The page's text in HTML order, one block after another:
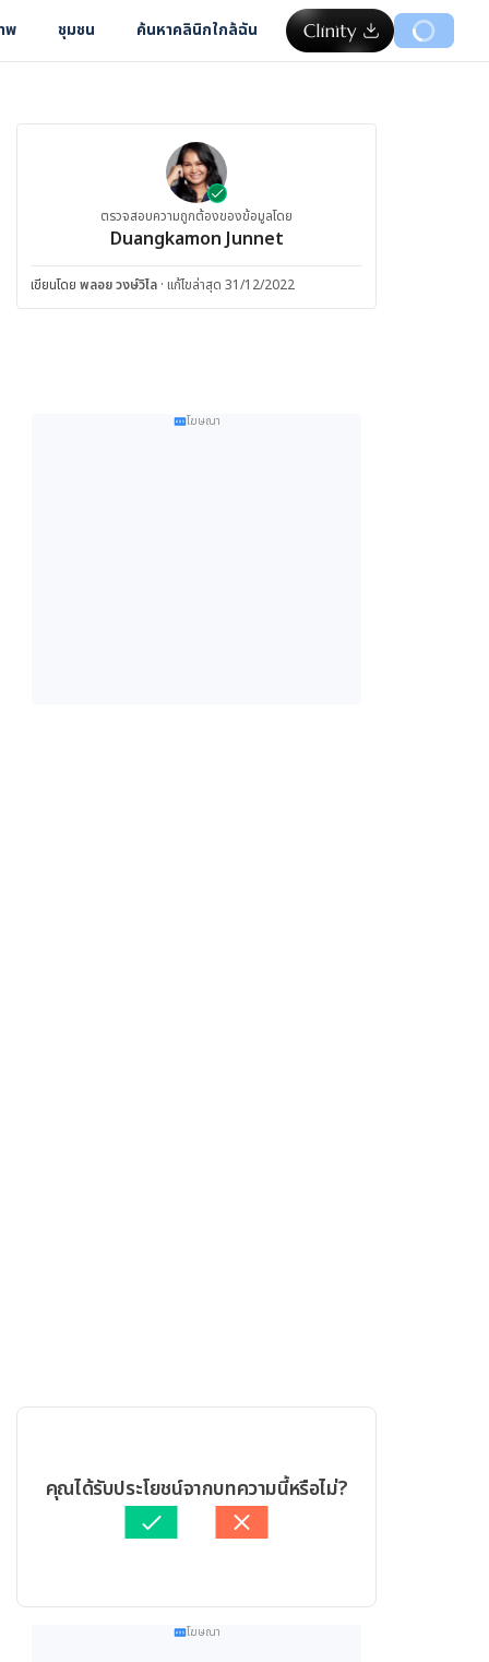
พ ชุมชน ค้นหาคลินิกใกล้ฉัน
ตรวจสอบความถูกต้องของข้อมูลโดย
Duangkamon Junnet
เขียนโดย พลอย วงษ์วิไล · แก้ไขล่าสุด 31/12/2022
โฆษณา
คุณได้รับประโยชน์จากบทความนี้หรือไม่?
โฆษณา